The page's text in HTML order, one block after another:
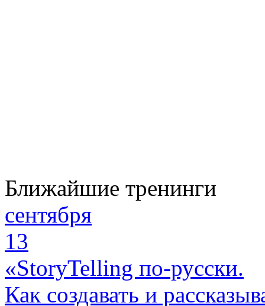
Ближайшие тренинги
сентября
13
«StoryTelling по-русски.
Как создавать и